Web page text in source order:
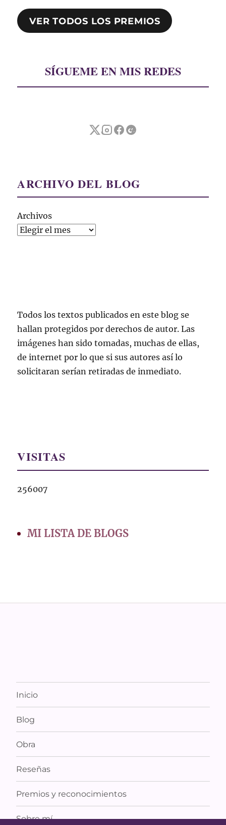
VER TODOS LOS PREMIOS
SÍGUEME EN MIS REDES
ARCHIVO DEL BLOG
Archivos
Todos los textos publicados en este blog se
hallan protegidos por derechos de autor. Las
imágenes han sido tomadas, muchas de ellas,
de internet por lo que si sus autores así lo
solicitaran serían retiradas de inmediato.
VISITAS
256007
MI LISTA DE BLOGS
Inicio
Blog
Obra
Reseñas
Premios y reconocimientos
Sobre mí